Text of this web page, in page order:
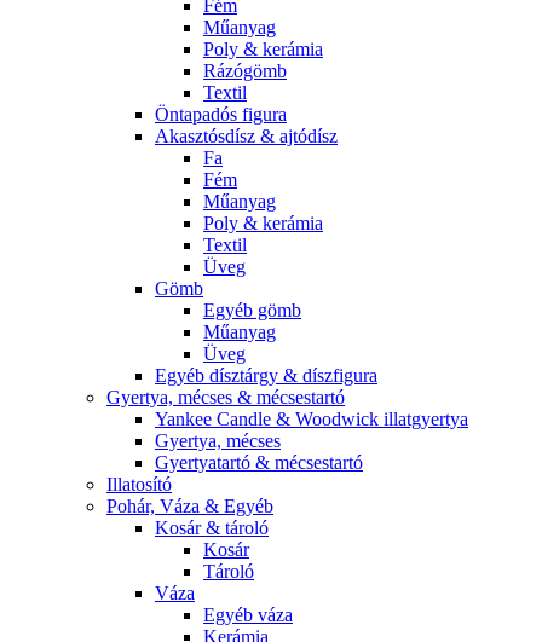
Fém
Műanyag
Poly & kerámia
Rázógömb
Textil
Öntapadós figura
Akasztósdísz & ajtódísz
Fa
Fém
Műanyag
Poly & kerámia
Textil
Üveg
Gömb
Egyéb gömb
Műanyag
Üveg
Egyéb dísztárgy & díszfigura
Gyertya, mécses & mécsestartó
Yankee Candle & Woodwick illatgyertya
Gyertya, mécses
Gyertyatartó & mécsestartó
Illatosító
Pohár, Váza & Egyéb
Kosár & tároló
Kosár
Tároló
Váza
Egyéb váza
Kerámia